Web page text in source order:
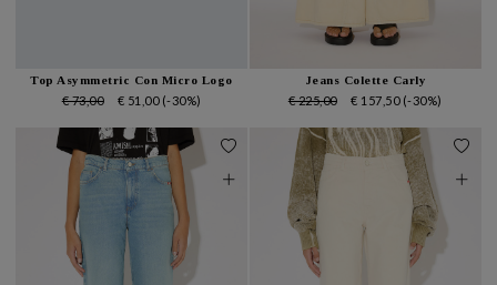
Top Asymmetric Con Micro Logo
€ 73,00 € 51,00 (-30%)
Jeans Colette Carly
€ 225,00 € 157,50 (-30%)